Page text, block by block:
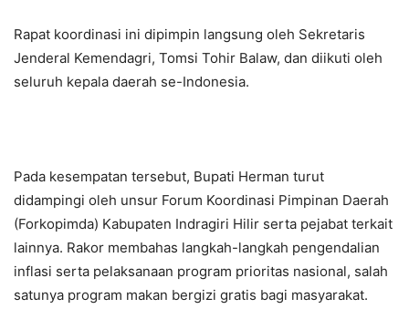
Rapat koordinasi ini dipimpin langsung oleh Sekretaris
Jenderal Kemendagri, Tomsi Tohir Balaw, dan diikuti oleh
seluruh kepala daerah se-Indonesia.
Pada kesempatan tersebut, Bupati Herman turut
didampingi oleh unsur Forum Koordinasi Pimpinan Daerah
(Forkopimda) Kabupaten Indragiri Hilir serta pejabat terkait
lainnya. Rakor membahas langkah-langkah pengendalian
inflasi serta pelaksanaan program prioritas nasional, salah
satunya program makan bergizi gratis bagi masyarakat.